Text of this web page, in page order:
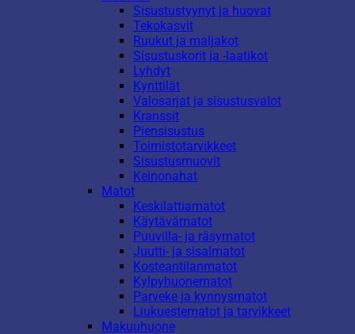
Sisustustyynyt ja huovat
Tekokasvit
Ruukut ja maljakot
Sisustuskorit ja -laatikot
Lyhdyt
Kynttilät
Valosarjat ja sisustusvalot
Kranssit
Piensisustus
Toimistotarvikkeet
Sisustusmuovit
Keinonahat
Matot
Keskilattiamatot
Käytävämatot
Puuvilla- ja räsymatot
Juutti- ja sisalmatot
Kosteantilanmatot
Kylpyhuonematot
Parveke ja kynnysmatot
Liukuestematot ja tarvikkeet
Makuuhuone